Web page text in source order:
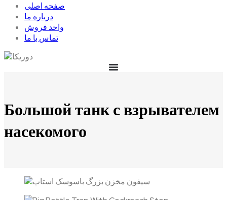
صفحه اصلی
درباره ما
واحد فروش
تماس با ما
Большой танк с взрывателем
насекомого